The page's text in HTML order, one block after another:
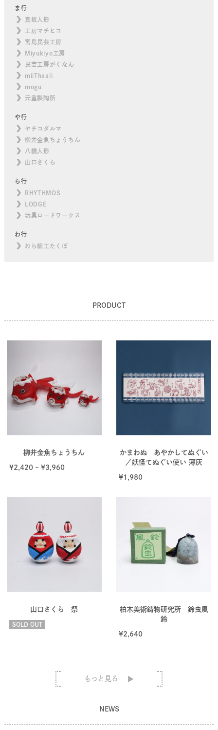
ま行
真坂人形
工房マチヒコ
宮島民芸工房
Miyukiyo工房
民芸工房がくなん
miiThaaii
mogu
元重製陶所
や行
ヤチコダルマ
柳井金魚ちょうちん
八橋人形
山口さくら
ら行
RHYTHMOS
LODGE
玩具ロードワークス
わ行
わら細工たくぼ
PRODUCT
柳井金魚ちょうちん
¥2,420– ¥3,960
かまわぬ あやかしてぬぐい
／妖怪てぬぐい使い 薄灰
¥1,980
山口さくら 祭
SOLD OUT
柏木美術鋳物研究所 鈴虫風
鈴
¥2,640
もっと見る
NEWS